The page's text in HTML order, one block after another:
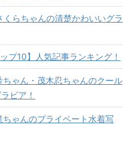
くらちゃんの清楚かわいいグラ
プ10】人気記事ランキング！
ゃん・茂木忍ちゃんのクール
ビア！
ゃんのプライベート水着写